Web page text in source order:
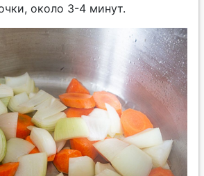
около 3-4 минут.